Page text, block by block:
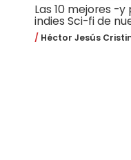
Las 10 mejores -
indies Sci-fi de
Héctor Jesús